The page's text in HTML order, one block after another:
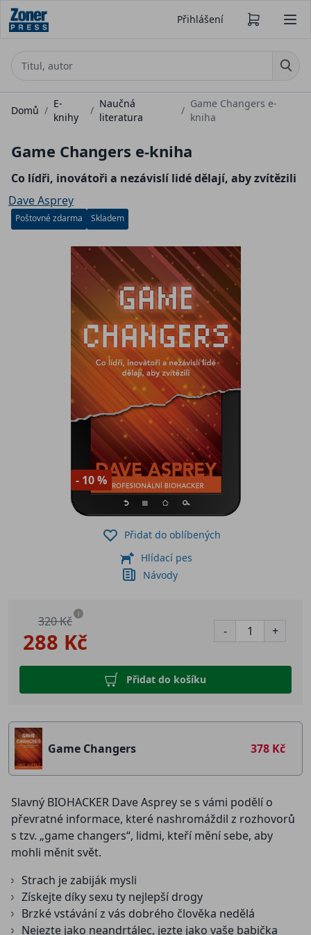
Přihlášení
Domů /
E-
knihy
/
Naučná
literatura
/
Game Changers e-
kniha
Game Changers e-kniha
Co lídři, inovátoři a nezávislí lidé dělají, aby zvítězili
Dave Asprey
Poštovné zdarma Skladem
- 10 %
288 Kč
320 Kč i
- +
Přidat do košíku
Přidat do oblíbených
Hlídací pes
Návody
Game Changers 378 Kč
Slavný BIOHACKER Dave Asprey se s vámi podělí o
převratné informace, které nashromáždil z rozhovorů
s tzv. „game changers“, lidmi, kteří mění sebe, aby
mohli měnit svět.
Strach je zabiják mysli
Získejte díky sexu ty nejlepší drogy
Brzké vstávání z vás dobrého člověka nedělá
Nejezte jako neandrtálec, jezte jako vaše babička